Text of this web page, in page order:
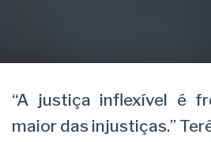
“A justiça inflexível é
maior das injustiças.”